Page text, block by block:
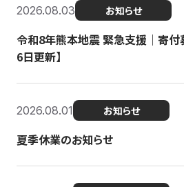
2026.08.03 お知らせ
令和8年熊本地震 緊急支援｜寄付
6日更新】
2026.08.01 お知らせ
夏季休業のお知らせ